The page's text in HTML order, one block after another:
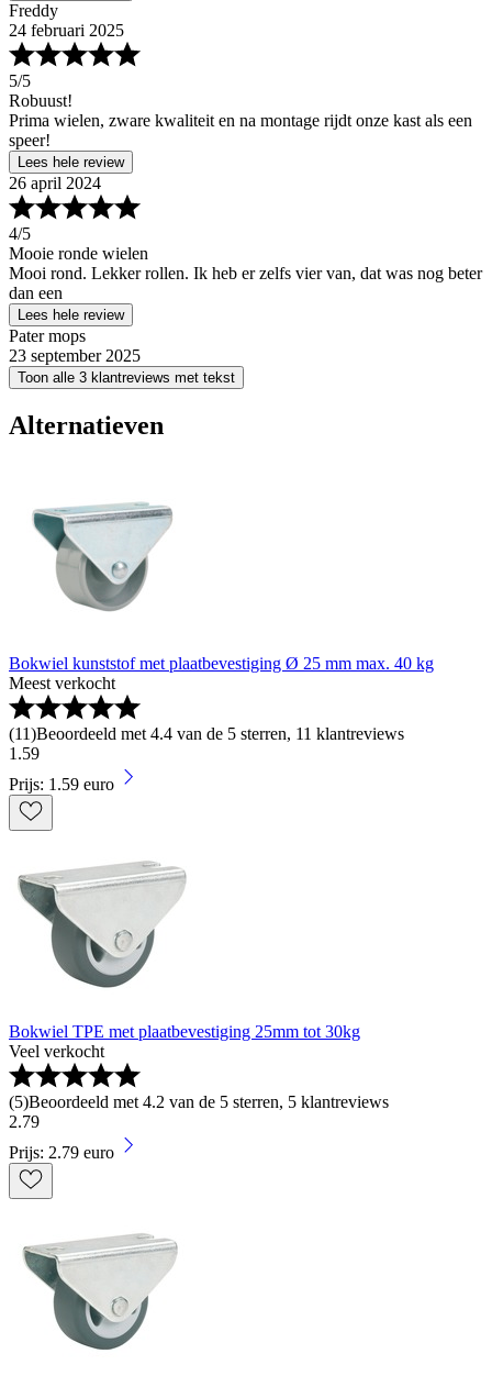
Freddy
24 februari 2025
5/5
Robuust!
Prima wielen, zware kwaliteit en na montage rijdt onze kast als een
speer!
Lees hele review
26 april 2024
4/5
Mooie ronde wielen
Mooi rond. Lekker rollen. Ik heb er zelfs vier van, dat was nog beter
dan een
Lees hele review
Pater mops
23 september 2025
Toon alle 3 klantreviews met tekst
Alternatieven
Bokwiel kunststof met plaatbevestiging Ø 25 mm max. 40 kg
Meest verkocht
(11)Beoordeeld met 4.4 van de 5 sterren, 11 klantreviews
1 .59
Prijs: 1.59 euro
Bokwiel TPE met plaatbevestiging 25mm tot 30kg
Veel verkocht
(5)Beoordeeld met 4.2 van de 5 sterren, 5 klantreviews
2.79
Prijs: 2.79 euro